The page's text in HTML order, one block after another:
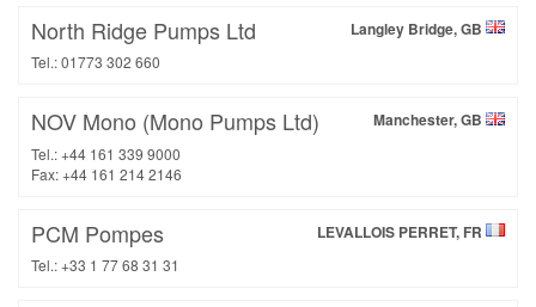
Langley Bridge, GB
North Ridge Pumps Ltd
Tel.: 01773 302 660
Manchester, GB
NOV Mono (Mono Pumps Ltd)
Tel.: +44 161 339 9000
Fax: +44 161 214 2146
LEVALLOIS PERRET, FR
PCM Pompes
Tel.: +33 1 77 68 31 31